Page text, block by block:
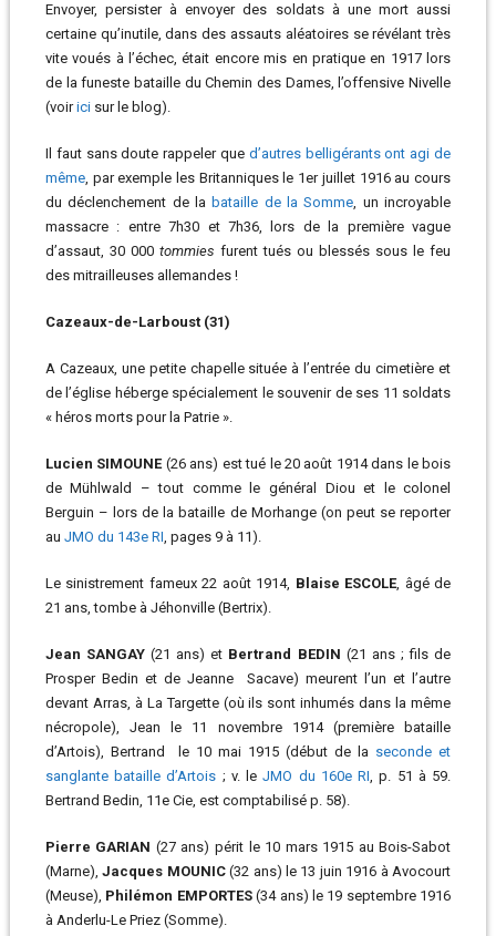
Envoyer, persister à envoyer des soldats à une mort aussi
certaine qu’inutile, dans des assauts aléatoires se révélant très
vite voués à l’échec, était encore mis en pratique en 1917 lors
de la funeste bataille du Chemin des Dames, l’offensive Nivelle
(voiricisur le blog).
Il faut sans doute rappeler que d’autres belligérants ont agi de
même, par exemple les Britanniques le 1er juillet 1916 au cours
du déclenchement de la bataille de la Somme, un incroyable
massacre : entre 7h30 et 7h36, lors de la première vague
d’assaut, 30 000 tommies furent tués ou blessés sous le feu
des mitrailleuses allemandes !
Cazeaux-de-Larboust (31)
A Cazeaux, une petite chapelle située à l’entrée du cimetière et
de l’église héberge spécialement le souvenir de ses 11 soldats
« héros morts pour la Patrie ».
Lucien SIMOUNE(26 ans) est tué le 20 août 1914 dans le bois
de Mühlwald – tout comme le général Diou et le colonel
Berguin – lors de la bataille de Morhange (on peut se reporter
au JMO du 143e RI, pages 9 à 11).
Le sinistrement fameux 22 août 1914, Blaise ESCOLE, âgé de
21 ans, tombe à Jéhonville (Bertrix).
Jean SANGAY (21 ans) et Bertrand BEDIN (21 ans ; fils de
Prosper Bedin et de Jeanne Sacave) meurent l’un et l’autre
devant Arras, à La Targette (où ils sont inhumés dans la même
nécropole), Jean le 11 novembre 1914 (première bataille
d’Artois), Bertrand le 10 mai 1915 (début de la seconde et
sanglante bataille d’Artois ; v. leJMO du 160e RI, p. 51 à 59.
Bertrand Bedin, 11e Cie, est comptabilisé p. 58).
Pierre GARIAN (27 ans) périt le 10 mars 1915 au Bois-Sabot
(Marne),Jacques MOUNIC(32 ans) le 13 juin 1916 à Avocourt
(Meuse), Philémon EMPORTES(34 ans) le 19 septembre 1916
à Anderlu-Le Priez (Somme).